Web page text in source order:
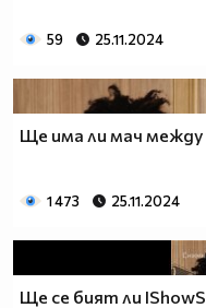
59 25.11.2024
Ще има ли мач между
1 473 25.11.2024
Ще се бият ли